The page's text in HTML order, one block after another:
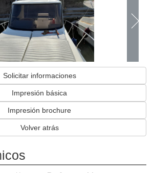
Solicitar informaciones
Impresión básica
Impresión brochure
Volver atrás